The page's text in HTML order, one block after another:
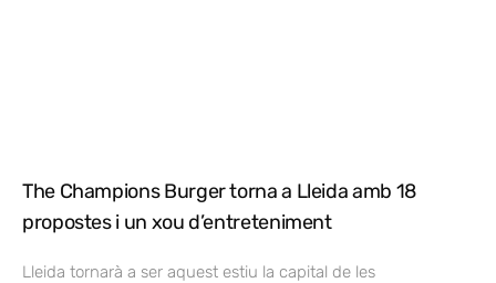
The Champions Burger torna a Lleida amb 18
propostes i un xou d’entreteniment
Lleida tornarà a ser aquest estiu la capital de les